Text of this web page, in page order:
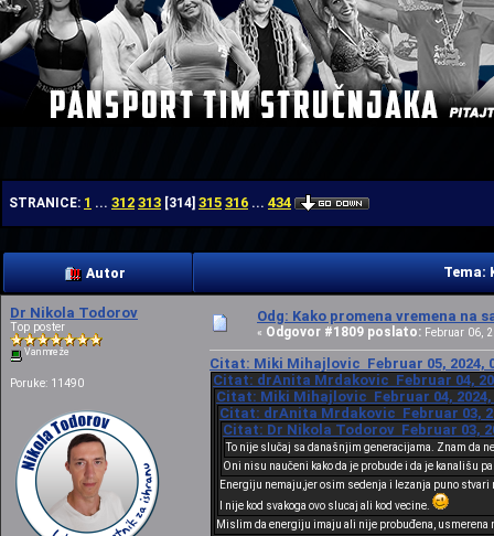
STRANICE: 1 ... 312 313 [314] 315 316 ... 434
Autor Tema:
Dr Nikola Todorov
Top poster
Van mreže
Poruke: 11490
Odg: Kako promena vremena na
« Odgovor #1809 poslato: Februar 06,
Citat: Miki Mihajlovic Februar 05, 2024,
Citat: drAnita Mrdakovic Februar 04,
Citat: Miki Mihajlovic Februar 04, 2024,
Citat: drAnita Mrdakovic Februar 03,
Citat: Dr Nikola Todorov Februar 03,
To nije slučaj sa današnjim generacijama. Znam da
Oni nisu naučeni kako da je probude i da je kanališu
Energiju nemaju,jer osim sedenja i lezanja puno
I nije kod svakoga ovo slucaj ali kod vecine.
Mislim da energiju imaju ali nije probuđena, usmerena